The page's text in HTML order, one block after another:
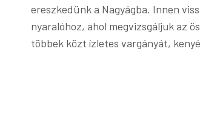
ereszkedünk a Nagyágba. Innen
nyaralóhoz, ahol megvizsgáljuk az
többek közt ízletes vargányát,